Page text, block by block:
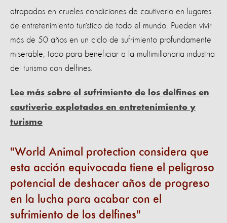
atrapados en crueles condiciones de cautiverio en lugares
de entretenimiento turístico de todo el mundo. Pueden vivir
más de 50 años en un ciclo de sufrimiento profundamente
miserable, todo para beneficiar a la multimillonaria industria
del turismo con delfines.
Lee más sobre el sufrimiento de los delfines en
cautiverio explotados en entretenimiento y
turismo
World Animal protection considera que
esta acción equivocada tiene el peligroso
potencial de deshacer años de progreso
en la lucha para acabar con el
sufrimiento de los delfines